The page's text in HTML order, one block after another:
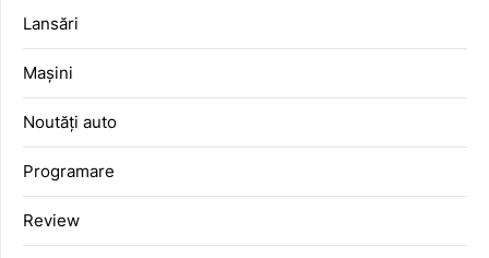
Lansări
Mașini
Noutăți auto
Programare
Review